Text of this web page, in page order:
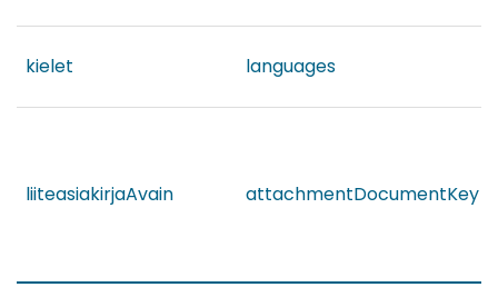
kielet languages
liiteasiakirjaAvain attachmentDocumentKey